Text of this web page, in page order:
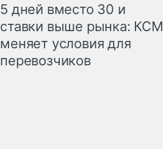
5 дней вместо 30 и
ставки выше рынка: КСМ
меняет условия для
перевозчиков